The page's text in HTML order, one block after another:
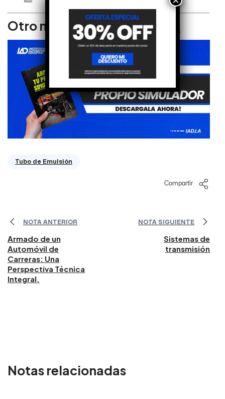
Otro material relacionado:
Tubo de Emulsión
Compartir
NOTA ANTERIOR
Armado de un
Automóvil de
Carreras: Una
Perspectiva Técnica
Integral.
NOTA SIGUIENTE
Sistemas de
transmisión
Notas relacionadas